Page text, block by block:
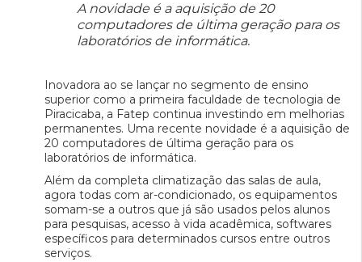
A novidade é a aquisição de 20
computadores de última geração para os
laboratórios de informática.
Inovadora ao se lançar no segmento de ensino
superior como a primeira faculdade de tecnologia de
Piracicaba, a Fatep continua investindo em melhorias
permanentes. Uma recente novidade é a aquisição de
20 computadores de última geração para os
laboratórios de informática.
Além da completa climatização das salas de aula,
agora todas com ar-condicionado, os equipamentos
somam-se a outros que já são usados pelos alunos
para pesquisas, acesso à vida acadêmica, softwares
específicos para determinados cursos entre outros
serviços.